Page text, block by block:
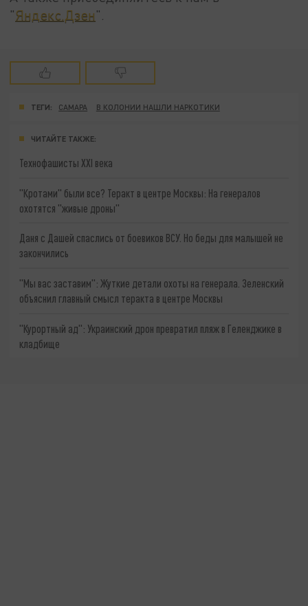
"Яндекс.Дзен".
ТЕГИ: САМАРА В КОЛОНИИ НАШЛИ НАРКОТИКИ
ЧИТАЙТЕ ТАКЖЕ:
Технофашисты XXI века
"Кротами" были все? Теракт в центре Москвы: На генералов
охотятся "живые дроны"
Даня с Дашей спаслись от боевиков ВСУ. Но беды для малышей не
закончились
"Мы вас заставим": Жуткие детали охоты на генерала. Зеленский
объяснил главный смысл теракта в центре Москвы
"Курортный ад": Украинский дрон превратил пляж в Геленджике в
кладбище